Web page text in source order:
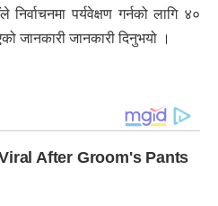
पर्यवेक्षण गर्नको लागि ४०
जानकारी जानकारी दिनुभयो ।